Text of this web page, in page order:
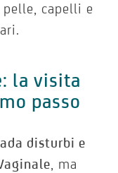
pelle, capelli e
la visita
passo
disturbi e
, ma